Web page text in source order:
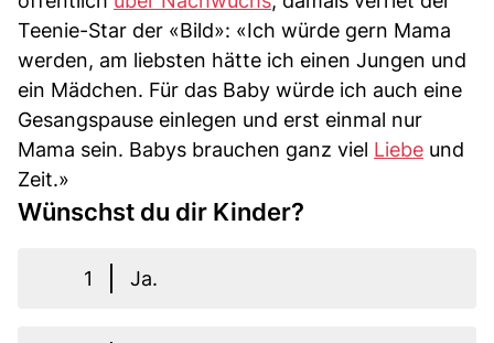
Teenie-Star der «Bild»: «Ich würde gern Mama
werden, am liebsten hätte ich einen Jungen und
ein Mädchen. Für das Baby würde ich auch eine
Gesangspause einlegen und erst einmal nur
Mama sein. Babys brauchen ganz viel Liebe und
Zeit.»
Wünschst du dir Kinder?
1 Ja.